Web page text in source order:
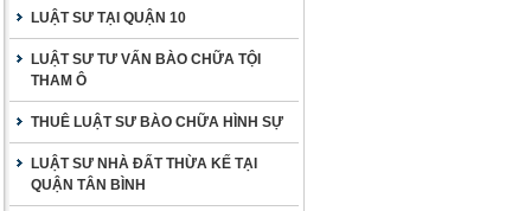
LUẬT SƯ TẠI QUẬN 10
LUẬT SƯ TƯ VẤN BÀO CHỮA TỘI
THAM Ô
THUÊ LUẬT SƯ BÀO CHỮA HÌNH SỰ
LUẬT SƯ NHÀ ĐẤT THỪA KẾ TẠI
QUẬN TÂN BÌNH